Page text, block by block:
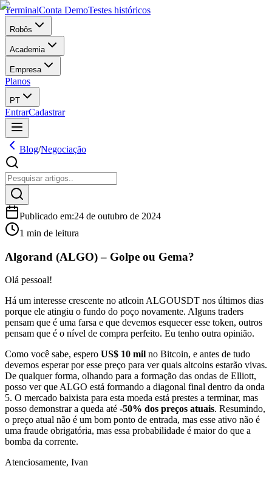
TerminalConta DemoTestes históricos
Robôs
Academia
Empresa
Planos
PT
EntrarCadastrar
Blog/Negociação
Publicado em:24 de outubro de 2024
1 min de leitura
Algorand (ALGO) – Golpe ou Gema?
Olá pessoal!
Há um interesse crescente no atlcoin ALGOUSDT nos últimos dias
porque ele atingiu o fundo do poço novamente. Alguns traders
pensam que é uma farsa e que devemos esquecer esse token, outros
pensam que é o nível de compra perfeito. Eu tenho outra opinião.
Como você sabe, espero US$ 10 mil no Bitcoin, e antes de tudo
devemos esperar por esse preço para ver quais altcoins estarão vivas.
De qualquer forma, olhando para a formação das ondas de Elliott,
posso ver que ALGO está formando a diagonal final dentro da onda
5. O mercado baixista para esta moeda está prestes a terminar, mas
posso demonstrar a queda até -50% dos preços atuais. Resumindo,
o preço atual não é um bom ponto de entrada, mas esse ativo não é
uma fraude obrigatória, mas essa probabilidade é maior do que a
bomba da corrente.
Atenciosamente, Ivan